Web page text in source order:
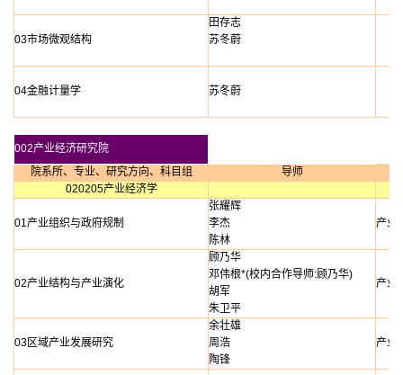
03市场微观结构
田存志
苏冬蔚
04金融计量学 苏冬蔚
002产业经济研究院
院系所、专业、研究方向、科目组
导师
020205产业经济学
01产业组织与政府规制
张耀辉
产业
李杰
陈林
02产业结构与产业演化
顾乃华
产业
邓伟根*(校内合作导师:顾乃华)
胡军
朱卫平
03区域产业发展研究
余壮雄
产业
周浩
陶锋